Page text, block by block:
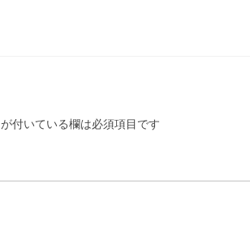
が付いている欄は必須項目です